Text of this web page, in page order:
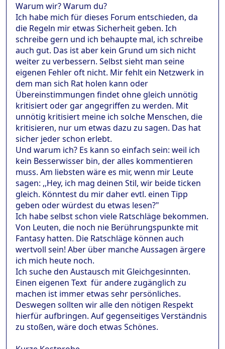
Warum wir? Warum du?
Ich habe mich für dieses Forum entschieden, da
die Regeln mir etwas Sicherheit geben. Ich
schreibe gern und ich behaupte mal, ich schreibe
auch gut. Das ist aber kein Grund um sich nicht
weiter zu verbessern. Selbst sieht man seine
eigenen Fehler oft nicht. Mir fehlt ein Netzwerk in
dem man sich Rat holen kann oder
Übereinstimmungen findet ohne gleich unnötig
kritisiert oder gar angegriffen zu werden. Mit
unnötig kritisiert meine ich solche Menschen, die
kritisieren, nur um etwas dazu zu sagen. Das hat
sicher jeder schon erlebt.
Und warum ich? Es kann so einfach sein: weil ich
kein Besserwisser bin, der alles kommentieren
muss. Am liebsten wäre es mir, wenn mir Leute
sagen: ,,Hey, ich mag deinen Stil, wir beide ticken
gleich. Könntest du mir daher evtl. einen Tipp
geben oder würdest du etwas lesen?"
Ich habe selbst schon viele Ratschläge bekommen.
Von Leuten, die noch nie Berührungspunkte mit
Fantasy hatten. Die Ratschläge können auch
wertvoll sein! Aber über manche Aussagen ärgere
ich mich heute noch.
Ich suche den Austausch mit Gleichgesinnten.
Einen eigenen Text für andere zugänglich zu
machen ist immer etwas sehr persönliches.
Deswegen sollten wir alle den nötigen Respekt
hierfür aufbringen. Auf gegenseitiges Verständnis
zu stoßen, wäre doch etwas Schönes.